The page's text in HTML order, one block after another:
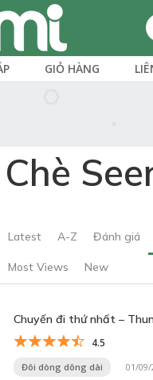
GIỎ HÀNG
Chè
Latest A-Z Đánh giá
Most Views New
Chuyến đi thứ nhất –
4.5
Đôi dòng dông dài 01/09/